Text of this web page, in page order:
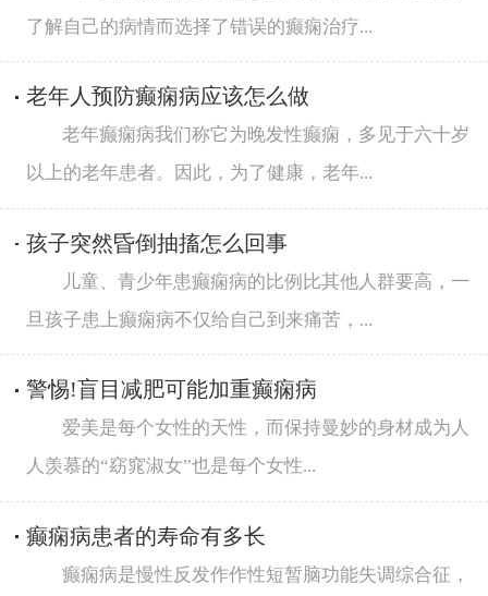
了解自己的病情而选择了错误的癫痫治疗...
老年人预防癫痫病应该怎么做
老年癫痫病我们称它为晚发性癫痫，多见于六十岁
以上的老年患者。因此，为了健康，老年...
孩子突然昏倒抽搐怎么回事
儿童、青少年患癫痫病的比例比其他人群要高，一
旦孩子患上癫痫病不仅给自己到来痛苦，...
警惕!盲目减肥可能加重癫痫病
爱美是每个女性的天性，而保持曼妙的身材成为人
人羡慕的“窈窕淑女”也是每个女性...
癫痫病患者的寿命有多长
癫痫病是慢性反发作作性短暂脑功能失调综合征，